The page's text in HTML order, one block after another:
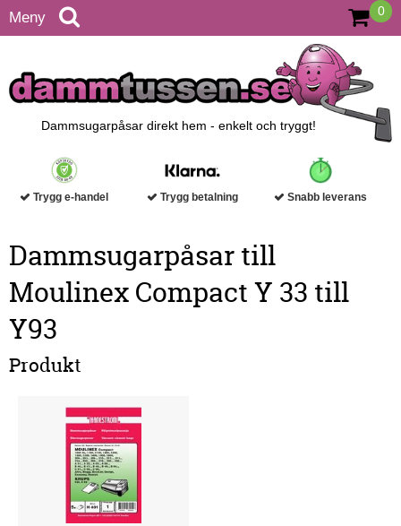
Meny 0
Dammsugarpåsar direkt hem - enkelt och tryggt!
Trygg e-handel Trygg betalning Snabb leverans
Dammsugarpåsar till
Moulinex Compact Y 33 till
Y93
Produkt